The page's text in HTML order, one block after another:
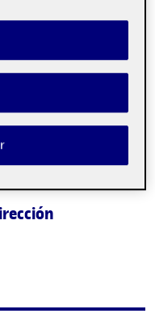
pm
sello, el papel y la dirección